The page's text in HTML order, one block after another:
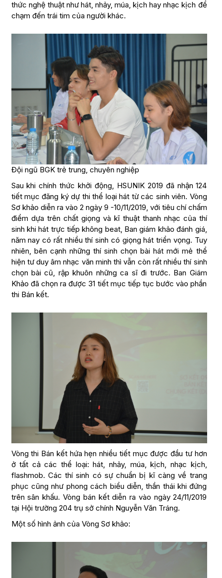
thức nghệ thuật như hát, nhảy, múa, kịch hay nhạc kịch để
chạm đến trái tim của người khác.
Đội ngũ BGK trẻ trung, chuyên nghiệp
Sau khi chính thức khởi động, HSUNIK 2019 đã nhận 124
tiết mục đăng ký dự thi thể loại hát từ các sinh viên. Vòng
Sơ khảo diễn ra vào 2 ngày 9 -10/11/2019, với tiêu chí chấm
điểm dựa trên chất giọng và kĩ thuật thanh nhạc của thí
sinh khi hát trực tiếp không beat, Ban giám khảo đánh giá,
năm nay có rất nhiều thí sinh có giọng hát triển vọng. Tuy
nhiên, bên cạnh những thí sinh chọn bài hát mới mẻ thể
hiện tư duy âm nhạc văn minh thì vẫn còn rất nhiều thí sinh
chọn bài cũ, rập khuôn những ca sĩ đi trước. Ban Giám
Khảo đã chọn ra được 31 tiết mục tiếp tục bước vào phần
thi Bán kết.
Vòng thi Bán kết hứa hẹn nhiều tiết mục được đầu tư hơn
ở tất cả các thể loại: hát, nhảy, múa, kịch, nhạc kịch,
flashmob. Các thí sinh có sự chuẩn bị kĩ càng về trang
phục cũng như phong cách biểu diễn, thần thái khi đứng
trên sân khấu. Vòng bán kết diễn ra vào ngày 24/11/2019
tại Hội trường 204 trụ sở chính Nguyễn Văn Tráng.
Một số hình ảnh của Vòng Sơ khảo: